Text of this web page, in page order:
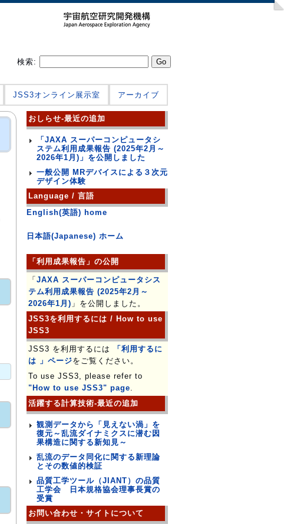
検索:
JSS3オンライン展示室 アーカイブ
おしらせ-最近の追加
「JAXA スーパーコンピュータシ
ステム利用成果報告 (2025年2月～
2026年1月)」を公開しました
一般公開 MRデバイスによる３次元
デザイン体験
Language / 言語
English(英語) home
日本語(Japanese) ホーム
「利用成果報告」の公開
「 JAXA スーパーコンピュータシス
テム利用成果報告 (2025年2月～
2026年1月) 」を公開しました。
JSS3を利用するには / How to use
JSS3
JSS3 を利用するには
「利用するに
は 」ページをご覧ください。
To use JSS3, please refer to
"How to use JSS3" page.
活躍する計算技術-最近の追加
観測データから「見えない渦」を
復元～乱流ダイナミクスに潜む因
果構造に関する新知見～
乱流のデータ同化に関する新理論
とその数値的検証
品質工学ツール（JIANT）の品質
工学会 日本規格協会理事長賞の
受賞
お問い合わせ・サイトについて